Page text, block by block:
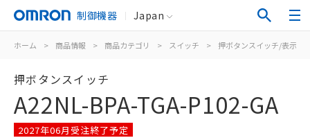
制御機器 Japan
ホーム > 商品情報 > 商品カテゴリ > スイッチ > 押ボタンスイッチ/表示灯
押ボタンスイッチ
A22NL-BPA-TGA-P102-GA
2027年06月受注終了予定